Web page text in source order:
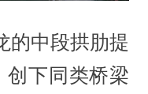
中段拱肋提
创下同类桥梁